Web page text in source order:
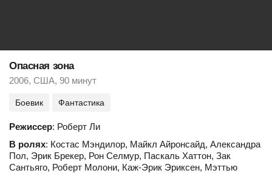
Опасная зона
2006, США, 90 минут
Боевик Фантастика
Режиссер: Роберт Ли
В ролях: Костас Мэндилор, Майкл Айронсайд, Александра
Пол, Эрик Брекер, Рон Селмур, Паскаль Хаттон, Зак
Сантьяго, Роберт Молони, Каж-Эрик Эриксен, Мэттью